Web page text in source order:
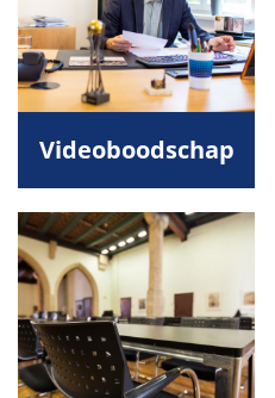
Videoboodschap